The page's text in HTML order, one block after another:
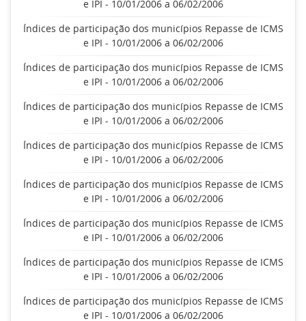
e IPI - 10/01/2006 a 06/02/2006
Índices de participação dos municípios Repasse de ICMS
e IPI - 10/01/2006 a 06/02/2006
Índices de participação dos municípios Repasse de ICMS
e IPI - 10/01/2006 a 06/02/2006
Índices de participação dos municípios Repasse de ICMS
e IPI - 10/01/2006 a 06/02/2006
Índices de participação dos municípios Repasse de ICMS
e IPI - 10/01/2006 a 06/02/2006
Índices de participação dos municípios Repasse de ICMS
e IPI - 10/01/2006 a 06/02/2006
Índices de participação dos municípios Repasse de ICMS
e IPI - 10/01/2006 a 06/02/2006
Índices de participação dos municípios Repasse de ICMS
e IPI - 10/01/2006 a 06/02/2006
Índices de participação dos municípios Repasse de ICMS
e IPI - 10/01/2006 a 06/02/2006